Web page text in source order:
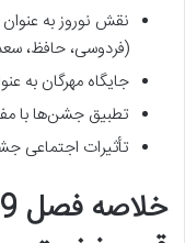
نقش نوروز به عنوان
(فردوسی، حافظ،
جایگاه مهرگان به
تطبیق جشن‌ها با
تأثیرات اجتماعی